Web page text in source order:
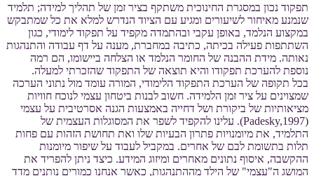
תפקוד נכון במסגרת החינוכית משתקף בציר זמן של תהליך למידה; תלמיד
שנמנע מאיחור לשיעורים ומגיע עם הציוד הנדרש למלא את כל שמתבקש
במקצוע הנלמד, באופן עקבי ובהתמדה מקפיד על תפקוד לימודי, כגון
השתתפות פעילה בכיתה, כתיבה במחברת, מענה על דף עבודה והתנהגות
נאותה. מידת ההבנה של החומר הנלמד או הצלחה ביישומו, הם רמה
נוספת להערכת תפקודו והיא תוצאה של התפקוד שהזכרתי למעלה.
בכל תקופה של הערכת התפקוד הלימודי, המורה עומד מול נתוני הערכה
שמצוינים על ציר זמן הלמידה. חשוב לבנות ביטחון עצמי לנוכח חוויות
מציאותיות של ביקורת ושל דחייה באמצעות הגנה אסרטיבית על עצמי
(Padesky,1997). עלינו להקפיד לשפר את המסוגלות העצמית של
התלמיד, את מיומנויות פתרון הבעיות שלו ואת תחושת הזהות עם פחות
תלות בתשומת לבם של אחרים. במקביל לעבוד על שיפור מיומנות
ההקשבה, איסוף נתונים מאחרים ומיזוג המידע. כיצד ניתן להפריד את
המושג ה"עצמי" של הילד מההתנהגות, כאשר אנחנו כמורים נותנים מדד